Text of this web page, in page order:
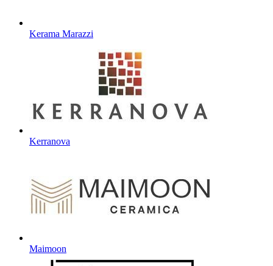
Kerama Marazzi
Kerranova
Maimoon